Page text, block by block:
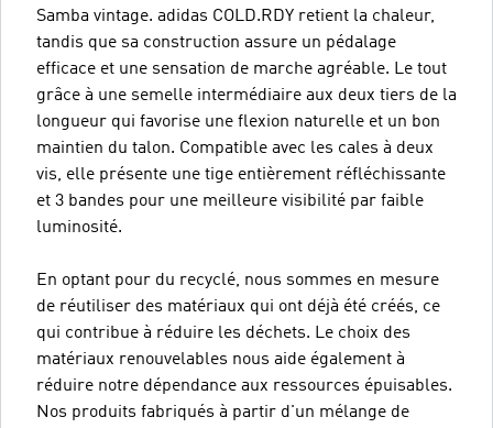
Samba vintage. adidas COLD.RDY retient la chaleur,
tandis que sa construction assure un pédalage
efficace et une sensation de marche agréable. Le tout
grâce à une semelle intermédiaire aux deux tiers de la
longueur qui favorise une flexion naturelle et un bon
maintien du talon. Compatible avec les cales à deux
vis, elle présente une tige entièrement réfléchissante
et 3 bandes pour une meilleure visibilité par faible
luminosité.
En optant pour du recyclé, nous sommes en mesure
de réutiliser des matériaux qui ont déjà été créés, ce
qui contribue à réduire les déchets. Le choix des
matériaux renouvelables nous aide également à
réduire notre dépendance aux ressources épuisables.
Nos produits fabriqués à partir d'un mélange de